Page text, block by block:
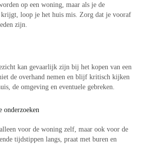
op een woning, maar als je de
loop je het huis mis. Zorg dat je vooraf
zijn.
kan gevaarlijk zijn bij het kopen van een
de overhand nemen en blijf kritisch kijken
de omgeving en eventuele gebreken.
onderzoeken
voor de woning zelf, maar ook voor de
tijdstippen langs, praat met buren en